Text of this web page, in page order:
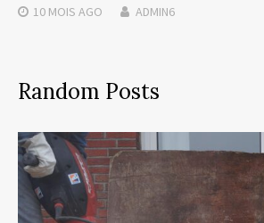
10 MOIS AGO ADMIN6
Random Posts